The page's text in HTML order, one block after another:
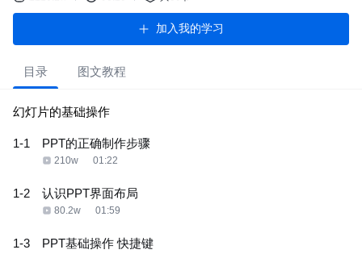
加入我的学习
目录 图文教程
幻灯片的基础操作
1-1 PPT的正确制作步骤
210w 01:22
1-2 认识PPT界面布局
80.2w 01:59
1-3 PPT基础操作 快捷键